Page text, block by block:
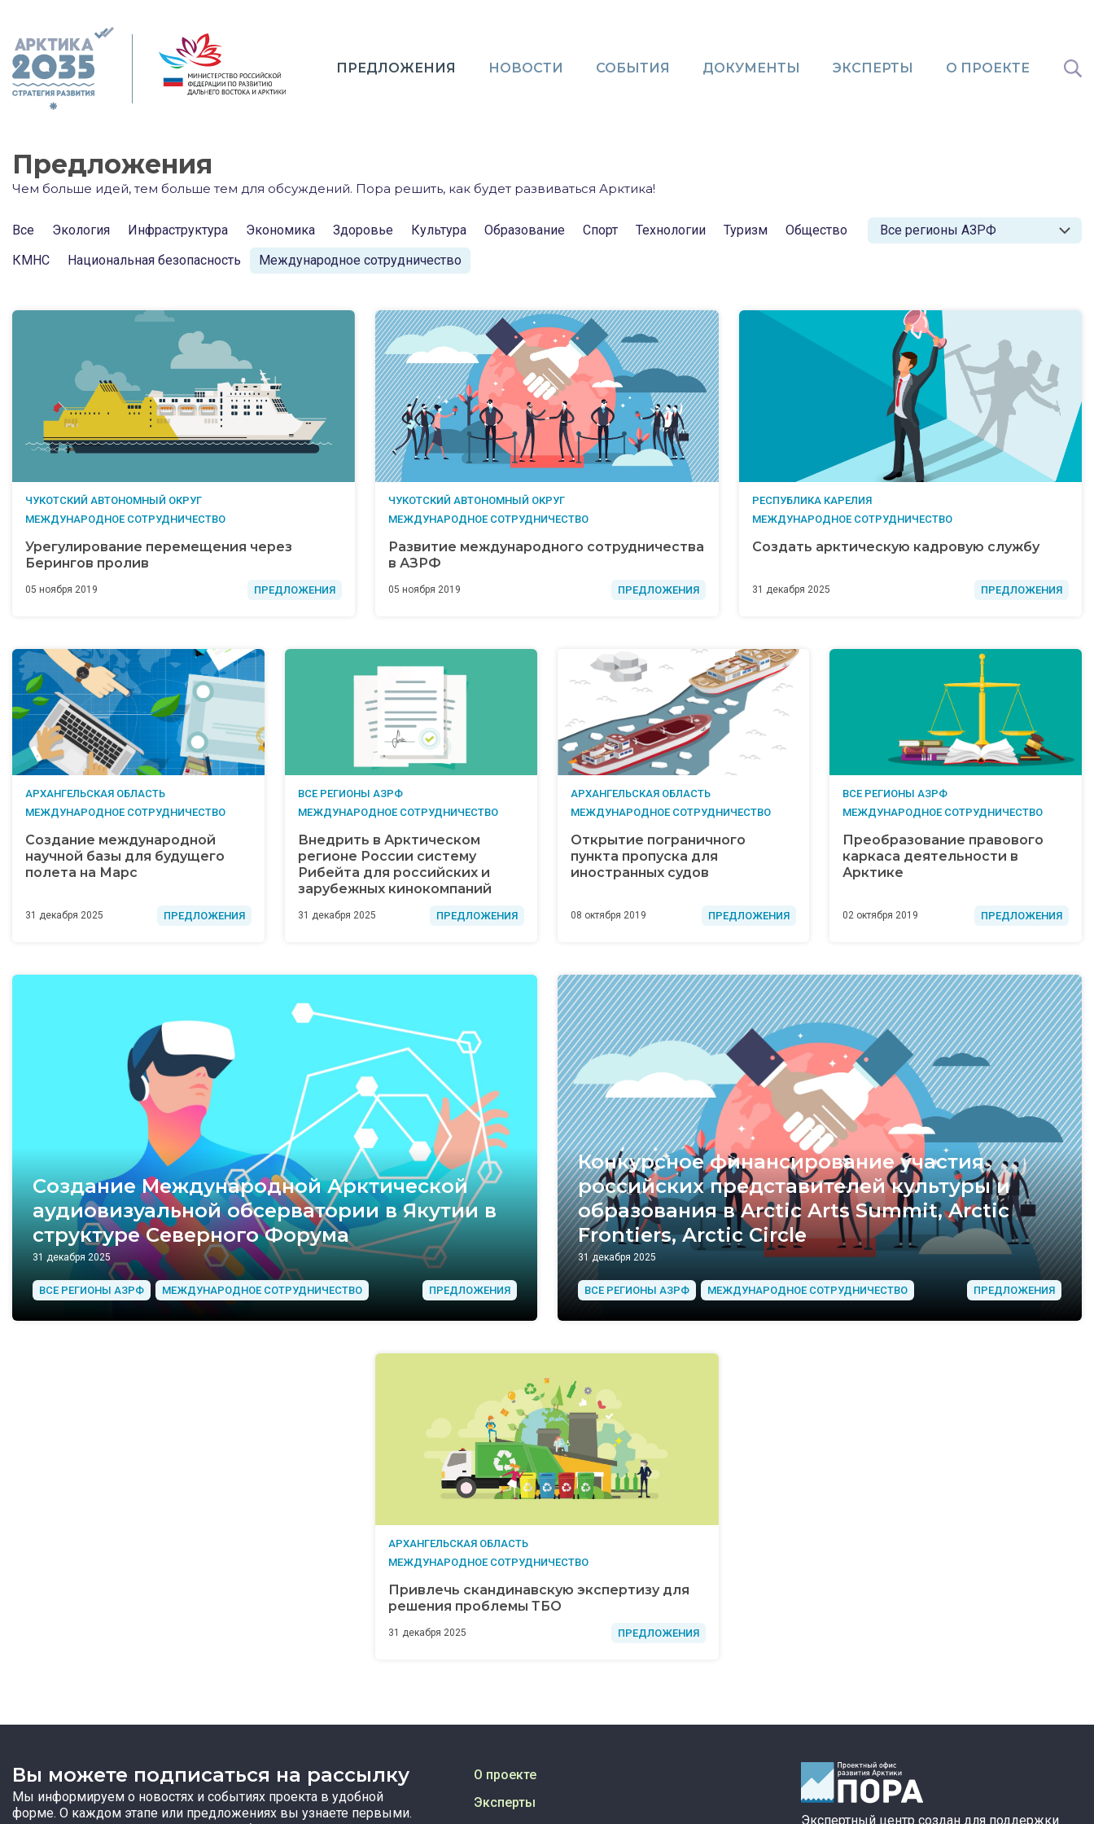
ПРЕДЛОЖЕНИЯ НОВОСТИ СОБЫТИЯ ДОКУМЕНТЫ ЭКСПЕРТЫ О ПРОЕКТЕ
Предложения
Чем больше идей, тем больше тем для обсуждений. Пора решить, как будет развиваться Арктика!
Все Экология Инфраструктура Экономика Здоровье Культура Образование Спорт Технологии Туризм
Общество
КМНС
Национальная безопасность Международное сотрудничество
Все регионы АЗРФ
ЧУКОТСКИЙ АВТОНОМНЫЙ ОКРУГ
МЕЖДУНАРОДНОЕ СОТРУДНИЧЕСТВО
Урегулирование перемещения через
Берингов пролив
05 ноября 2019 ПРЕДЛОЖЕНИЯ
ЧУКОТСКИЙ АВТОНОМНЫЙ ОКРУГ
МЕЖДУНАРОДНОЕ СОТРУДНИЧЕСТВО
Развитие международного сотрудничества
в АЗРФ
05 ноября 2019 ПРЕДЛОЖЕНИЯ
РЕСПУБЛИКА КАРЕЛИЯ
МЕЖДУНАРОДНОЕ СОТРУДНИЧЕСТВО
Создать арктическую кадровую службу
31 декабря 2025 ПРЕДЛОЖЕНИЯ
АРХАНГЕЛЬСКАЯ ОБЛАСТЬ
МЕЖДУНАРОДНОЕ СОТРУДНИЧЕСТВО
Создание международной
научной базы для будущего
полета на Марс
31 декабря 2025 ПРЕДЛОЖЕНИЯ
ВСЕ РЕГИОНЫ АЗРФ
МЕЖДУНАРОДНОЕ СОТРУДНИЧЕСТВО
Внедрить в Арктическом
регионе России систему
Рибейта для российских и
зарубежных кинокомпаний
31 декабря 2025 ПРЕДЛОЖЕНИЯ
АРХАНГЕЛЬСКАЯ ОБЛАСТЬ
МЕЖДУНАРОДНОЕ СОТРУДНИЧЕСТВО
Открытие пограничного
пункта пропуска для
иностранных судов
08 октября 2019 ПРЕДЛОЖЕНИЯ
ВСЕ РЕГИОНЫ АЗРФ
МЕЖДУНАРОДНОЕ СОТРУДНИЧЕСТВО
Преобразование правового
каркаса деятельности в
Арктике
02 октября 2019 ПРЕДЛОЖЕНИЯ
Создание Международной Арктической
аудиовизуальной обсерватории в Якутии в
структуре Северного Форума
31 декабря 2025
ВСЕ РЕГИОНЫ АЗРФ МЕЖДУНАРОДНОЕ СОТРУДНИЧЕСТВО ПРЕДЛОЖЕНИЯ
Конкурсное финансирование участия
российских представителей культуры и
образования в Arctic Arts Summit, Arctic
Frontiers, Arctic Circle
31 декабря 2025
ВСЕ РЕГИОНЫ АЗРФ МЕЖДУНАРОДНОЕ СОТРУДНИЧЕСТВО ПРЕДЛОЖЕНИЯ
АРХАНГЕЛЬСКАЯ ОБЛАСТЬ
МЕЖДУНАРОДНОЕ СОТРУДНИЧЕСТВО
Привлечь скандинавскую экспертизу для
решения проблемы ТБО
31 декабря 2025 ПРЕДЛОЖЕНИЯ
Вы можете подписаться на рассылку
Мы информируем о новостях и событиях проекта в удобной
форме. О каждом этапе или предложениях вы узнаете первыми.
О проекте
Эксперты
Экспертный центр создан для поддержки